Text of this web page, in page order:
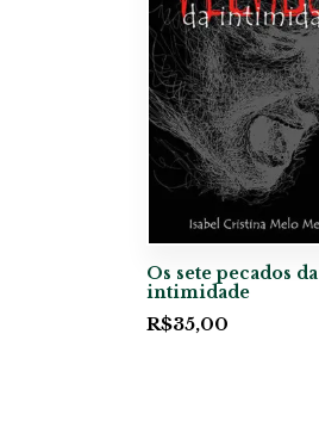
Os sete pecados da
intimidade
R$35,00